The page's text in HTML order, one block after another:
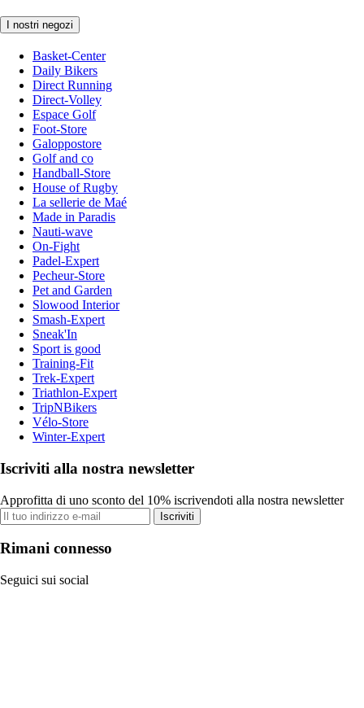
I nostri negozi
Basket-Center
Daily Bikers
Direct Running
Direct-Volley
Espace Golf
Foot-Store
Galoppostore
Golf and co
Handball-Store
House of Rugby
La sellerie de Maé
Made in Paradis
Nauti-wave
On-Fight
Padel-Expert
Pecheur-Store
Pet and Garden
Slowood Interior
Smash-Expert
Sneak'In
Sport is good
Training-Fit
Trek-Expert
Triathlon-Expert
TripNBikers
Vélo-Store
Winter-Expert
Iscriviti alla nostra newsletter
Approfitta di uno sconto del 10% iscrivendoti alla nostra newsletter
Iscriviti
Rimani connesso
Seguici sui social